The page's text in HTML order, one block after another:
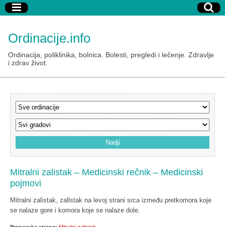
Ordinacije.info
Ordinacija, poliklinika, bolnica. Bolesti, pregledi i lečenje. Zdravlje
i zdrav život.
Mitralni zalistak – Medicinski rečnik – Medicinski
pojmovi
Mitralni zalistak, zallstak na levoj strani srca između pretkomora koje
se nalaze gore i komora koje se nalaze dole.